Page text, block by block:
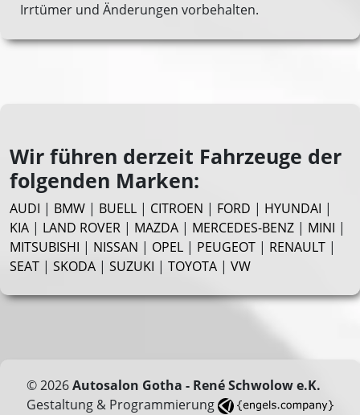
Irrtümer und Änderungen vorbehalten.
Wir führen derzeit Fahrzeuge der
folgenden Marken:
AUDI | BMW | BUELL | CITROEN | FORD | HYUNDAI |
KIA | LAND ROVER | MAZDA | MERCEDES-BENZ | MINI |
MITSUBISHI | NISSAN | OPEL | PEUGEOT | RENAULT |
SEAT | SKODA | SUZUKI | TOYOTA | VW
© 2026Autosalon Gotha - René Schwolow e.K.
Gestaltung & Programmierung